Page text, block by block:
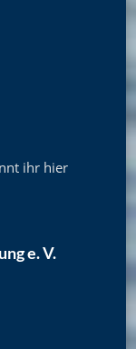
ihr hier
e. V.